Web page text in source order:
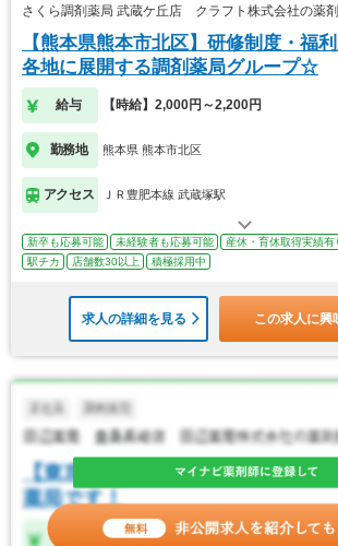
さくら調剤薬局 武蔵ケ丘店 クラフト株式会社の薬
【熊本県熊本市北区】研修制度・福
各地に展開する調剤薬局グループ☆
給与 【時給】2,000円～2,200円
勤務地 熊本県 熊本市北区
アクセス ＪＲ豊肥本線 武蔵塚駅
新卒も応募可能 未経験者も応募可能 産休・育休取得実績有
駅チカ
店舗数30以上 積極採用中
求人の詳細を見る この求人に興